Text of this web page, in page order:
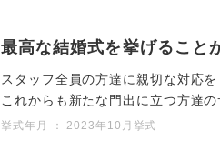
最高な結婚式を挙げること
スタッフ全員の方達に親切な対応
これからも新たな門出に立つ方達
挙式年月 ： 2023年10月挙式